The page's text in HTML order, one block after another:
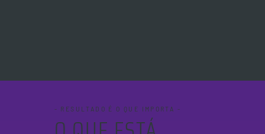
- RESULTADO É O QUE IMPORTA -